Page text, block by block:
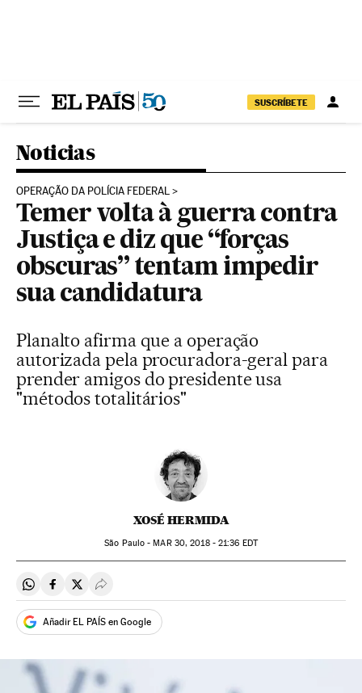
SUSCRÍBETE
Noticias
OPERAÇÃO DA POLÍCIA FEDERAL
Temer volta à guerra contra
Justiça e diz que “forças
obscuras” tentam impedir
sua candidatura
Planalto afirma que a operação
autorizada pela procuradora-geral para
prender amigos do presidente usa
"métodos totalitários"
XOSÉ HERMIDA
São Paulo -MAR30, 2018 - 21:36 EDT
Compartir en Whatsapp
Compartir en Facebook
Compartir en Twitter
Desplegar Redes Sociales
Añadir EL PAÍS en Google